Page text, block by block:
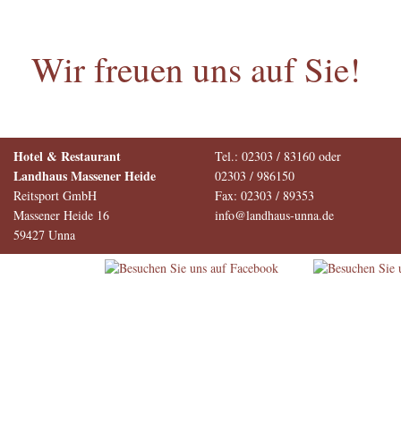
Wir freuen uns auf Sie!
Hotel & Restaurant
Landhaus Massener Heide
Reitsport GmbH
Massener Heide 16
59427 Unna
Tel.: 02303 / 83160 oder
02303 / 986150
Fax: 02303 / 89353
info@landhaus-unna.de